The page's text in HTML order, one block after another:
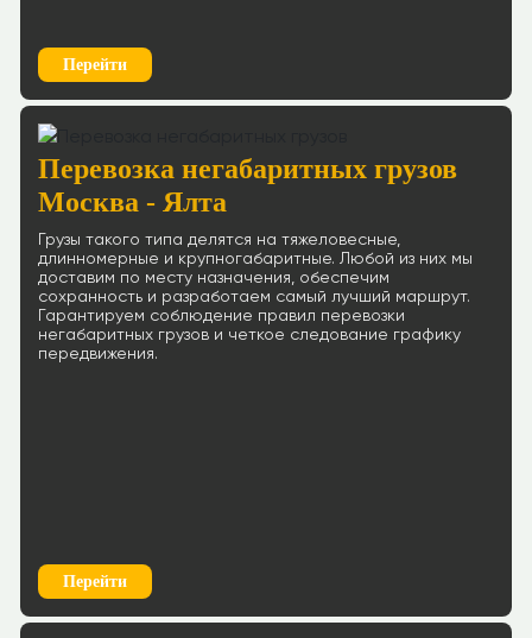
Перейти
Перевозка негабаритных грузов
Москва - Ялта
Грузы такого типа делятся на тяжеловесные,
длинномерные и крупногабаритные. Любой из них мы
доставим по месту назначения, обеспечим
сохранность и разработаем самый лучший маршрут.
Гарантируем соблюдение правил перевозки
негабаритных грузов и четкое следование графику
передвижения.
Перейти